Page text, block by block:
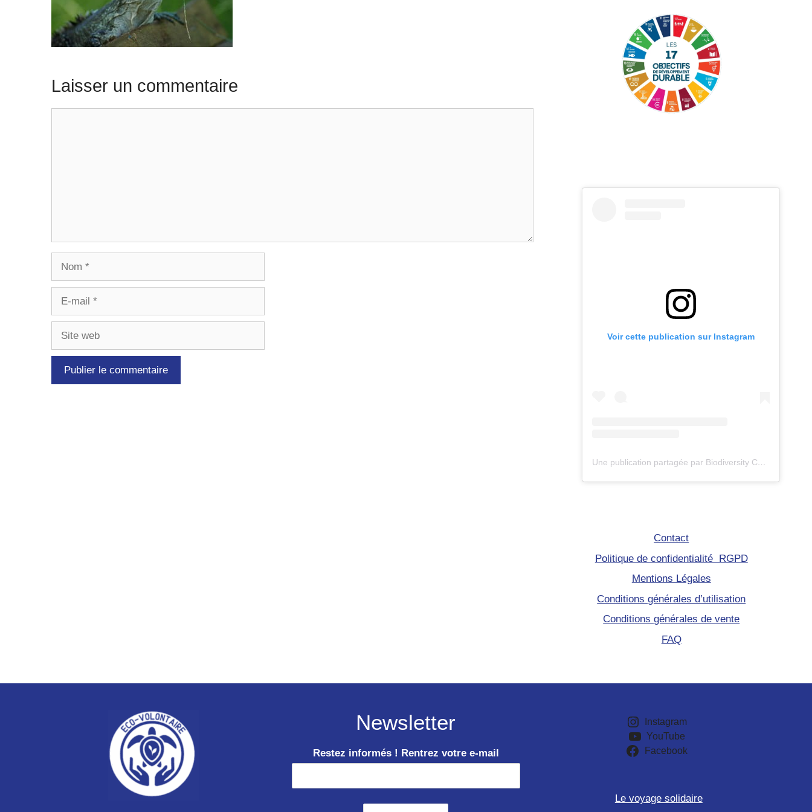
Laisser un commentaire
Voir cette publication sur Instagram
Une publication partagée par Biodiversity Care (@eco.volontaire)
Contact
Politique de confidentialité RGPD
Mentions Légales
Conditions générales d’utilisation
Conditions générales de vente
FAQ
Newsletter
Restez informés ! Rentrez votre e-mail
Instagram
YouTube
Facebook
Le voyage solidaire